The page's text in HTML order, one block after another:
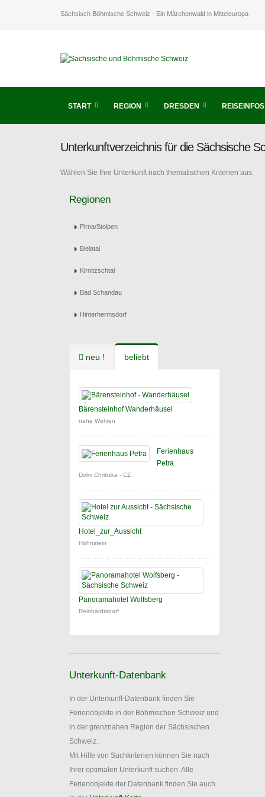
Sächsisch Böhmische Schweiz - Ein Märchenwald in Mitteleuropa
START REGION DRESDEN REISEINFOS
Unterkunftverzeichnis für die Sächsische
Wählen Sie Ihre Unterkunft nach thematischen Kriterien aus.
Regionen
Pirna/Stolpen
Bielatal
Kirnitzschtal
Bad Schandau
Hinterhermsdorf
neu ! beliebt
Bärensteinhof Wanderhäusel
nahe Wehlen
Ferienhaus
Petra
Dolni Chribska - CZ
Hotel_zur_Aussicht
Hohnstein
Panoramahotel Wolfsberg
Reinhardtsdorf
Unterkunft-Datenbank
In der Unterkunft-Datenbank finden Sie
Ferienobjekte in der Böhmischen Schweiz und
in der grenznahen Region der Sächsischen
Schweiz.
Mit Hilfe von Suchkriterien können Sie nach
Ihrer optimalen Unterkunft suchen. Alle
Ferienobjekte der Datenbank finden Sie auch